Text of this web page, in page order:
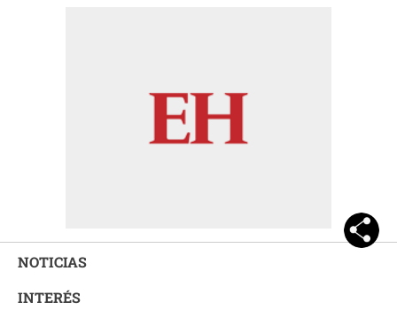
NOTICIAS
INTERÉS